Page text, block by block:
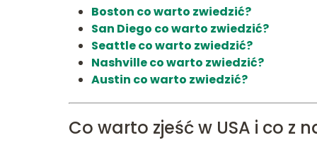
Boston co warto zwiedzić?
San Diego co warto zwiedzić?
Seattle co warto zwiedzić?
Nashville co warto zwiedzić?
Austin co warto zwiedzić?
Co warto zjeść w USA i co z